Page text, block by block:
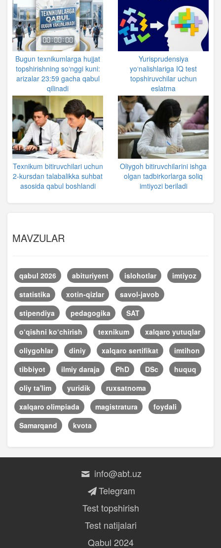
Bugun texnikumlarga hujjat
topshirishning so‘nggi kuni:
arizalar 23:59 gacha qabul
qilinadi
Yurisprudensiya
yo‘nalishlariga IQ test
topshiruvchilar uchun
eslatma
Texnikum bitiruvchilari uchun
2-kursdan talabalikka suhbat
asosida qabul boshlandi
Oliygoh bitiruvchilarini ishga
olgan tadbirkorlarga soliq
imtiyozi beriladi
MAVZULAR
qabul 2026 abituriyent islohotlar
imtiyoz
statistika
xotin-qizlar
savol-javob
stipendiya
pedagogika
SAT
o‘qishni ko‘chirish
texnikum
xalqaro yutuqlar
oliygohlar
diniy xalqaro sertifikat
imtihon
tibbiyot
ilmiy daraja PhD DSc
huquq
oliy ta'lim
yuridik
ruxsatnoma
xalqaro olimpiada
magistratura
foydali
Samarqand
kvota
info@abt.uz
Telegram
Test topshirish
Test natijalari
Qabul 2024